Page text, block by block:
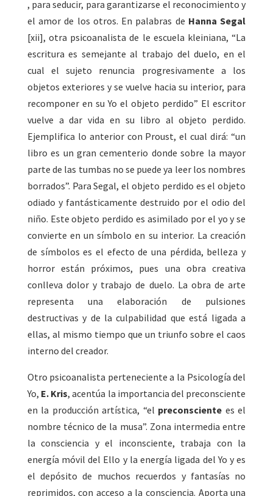
, para seducir, para garantizarse el reconocimiento y
el amor de los otros. En palabras de Hanna Segal
[xii], otra psicoanalista de le escuela kleiniana, “La
escritura es semejante al trabajo del duelo, en el
cual el sujeto renuncia progresivamente a los
objetos exteriores y se vuelve hacia su interior, para
recomponer en su Yo el objeto perdido” El escritor
vuelve a dar vida en su libro al objeto perdido.
Ejemplifica lo anterior con Proust, el cual dirá: “un
libro es un gran cementerio donde sobre la mayor
parte de las tumbas no se puede ya leer los nombres
borrados”. Para Segal, el objeto perdido es el objeto
odiado y fantásticamente destruido por el odio del
niño. Este objeto perdido es asimilado por el yo y se
convierte en un símbolo en su interior. La creación
de símbolos es el efecto de una pérdida, belleza y
horror están próximos, pues una obra creativa
conlleva dolor y trabajo de duelo. La obra de arte
representa una elaboración de pulsiones
destructivas y de la culpabilidad que está ligada a
ellas, al mismo tiempo que un triunfo sobre el caos
interno del creador.
Otro psicoanalista perteneciente a la Psicología del
Yo, E. Kris, acentúa la importancia del preconsciente
en la producción artística, “el preconsciente es el
nombre técnico de la musa”. Zona intermedia entre
la consciencia y el inconsciente, trabaja con la
energía móvil del Ello y la energía ligada del Yo y es
el depósito de muchos recuerdos y fantasías no
reprimidos, con acceso a la consciencia. Aporta una